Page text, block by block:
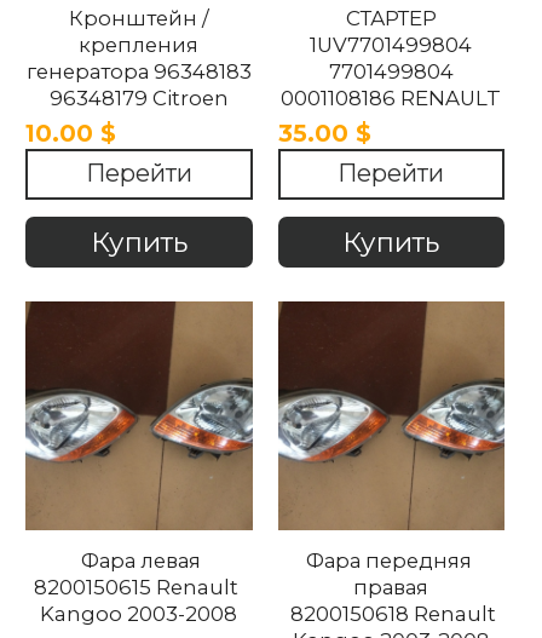
Кронштейн /
крепления
генератора 96348183
96348179 Citroen
Xantia 1997-2003.
10.00 $
Перейти
Купить
СТАРТЕР
1UV7701499804
7701499804
0001108186 RENAULT
KANGOO 1.9 2008-
2018
35.00 $
Перейти
Купить
Фара левая
8200150615 Renault
Kangoo 2003-2008
Фара передняя
правая
8200150618 Renault